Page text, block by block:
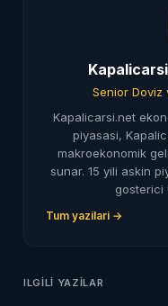
Senior Doviz
Kapalicarsi.net
piyasasi,
makroekonomik
sunar. 15 yili askin
gosterici
Tum yazilari →
ILGILI YAZILAR